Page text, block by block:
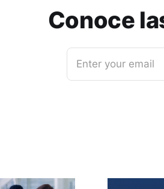
Conoce
Enter your email